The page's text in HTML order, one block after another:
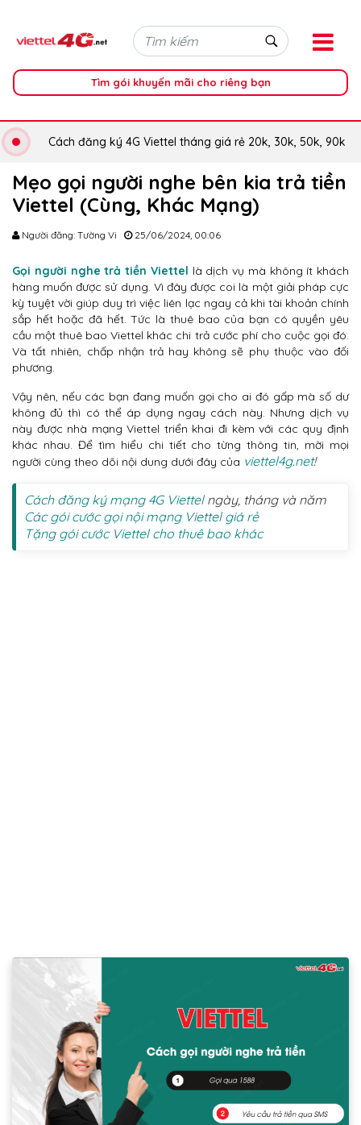
Tìm gói khuyến mãi cho riêng bạn
Cách đăng ký 4G Viettel tháng giá rẻ 20k, 30k, 50k, 90k
Mẹo gọi người nghe bên kia trả tiền
Viettel (Cùng, Khác Mạng)
Người đăng: Tường Vi 25/06/2024, 00:06
Gọi người nghe trả tiền Viettel là dịch vụ mà không ít khách
hàng muốn được sử dụng. Vì đây được coi là một giải pháp cực
kỳ tuyệt vời giúp duy trì việc liên lạc ngay cả khi tài khoản chính
sắp hết hoặc đã hết. Tức là thuê bao của bạn có quyền yêu
cầu một thuê bao Viettel khác chi trả cước phí cho cuộc gọi đó.
Và tất nhiên, chấp nhận trả hay không sẽ phụ thuộc vào đối
phương.
Vậy nên, nếu các bạn đang muốn gọi cho ai đó gấp mà số dư
không đủ thì có thể áp dụng ngay cách này. Nhưng dịch vụ
này được nhà mạng Viettel triển khai đi kèm với các quy định
khác nhau. Để tìm hiểu chi tiết cho từng thông tin, mời mọi
người cùng theo dõi nội dung dưới đây của viettel4g.net!
Cách đăng ký mạng 4G Viettelngày, tháng và năm
Các gói cước gọi nội mạng Viettel giá rẻ
Tặng gói cước Viettel cho thuê bao khác